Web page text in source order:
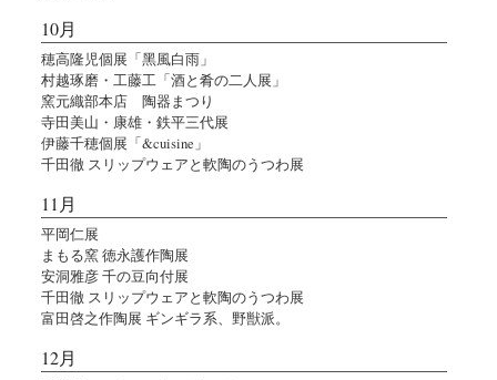
10月
穂高隆児個展「黑風白雨」
村越琢磨・工藤工「酒と肴の二人展」
窯元織部本店 陶器まつり
寺田美山・康雄・鉄平三代展
伊藤千穂個展「&cuisine」
千田徹 スリップウェアと軟陶のうつわ展
11月
平岡仁展
まもる窯 徳永護作陶展
安洞雅彦 千の豆向付展
千田徹 スリップウェアと軟陶のうつわ展
富田啓之作陶展 ギンギラ系、野獣派。
12月